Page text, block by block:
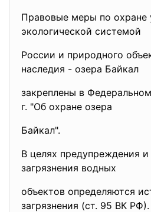
Правовые меры по охране
экологической системой
России и природного
наследия - озера Байкал
закреплены в Федеральном
г. "Об охране озера
Байкал".
В целях предупреждения и
загрязнения водных
объектов определяются
загрязнения (ст. 95 ВК